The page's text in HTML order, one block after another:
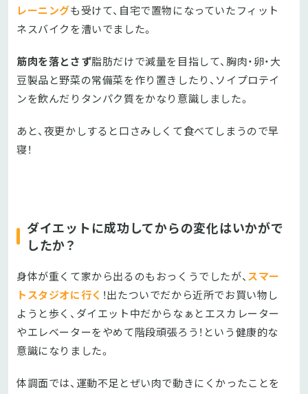
レーニングも受けて、自宅で置物になっていたフィット
ネスバイクを漕いでました。
筋肉を落とさず脂肪だけで減量を目指して、胸肉・卵・大
豆製品と野菜の常備菜を作り置きしたり、ソイプロテイ
ンを飲んだりタンパク質をかなり意識しました。
あと、夜更かしすると口さみしくて食べてしまうので早
寝！
ダイエットに成功してからの変化はいかがで
したか？
身体が重くて家から出るのもおっくうでしたが、スマー
トスタジオに行く ！出たついでだから近所でお買い物し
ようと歩く、ダイエット中だからなぁとエスカレーター
やエレベーターをやめて階段頑張ろう！という健康的な
意識になりました。
体調面では、運動不足とぜい肉で動きにくかったことを